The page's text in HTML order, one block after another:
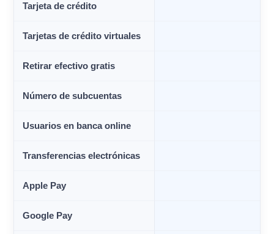
Tarjeta de crédito
Tarjetas de crédito virtuales
Retirar efectivo gratis
Número de subcuentas
Usuarios en banca online
Transferencias electrónicas
Apple Pay
Google Pay